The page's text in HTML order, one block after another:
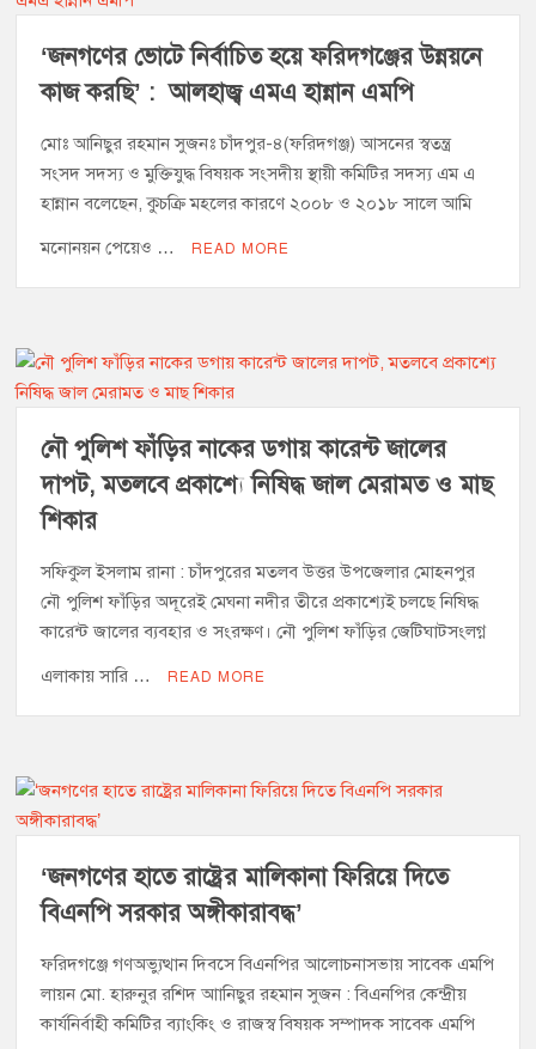
‘জনগণের ভোটে নির্বাচিত হয়ে ফরিদগঞ্জের উন্নয়নে
কাজ করছি’ : আলহাজ্ব এমএ হান্নান এমপি
মোঃ আনিছুর রহমান সুজনঃ চাঁদপুর-৪(ফরিদগঞ্জ) আসনের স্বতন্ত্র
সংসদ সদস্য ও মুক্তিযুদ্ধ বিষয়ক সংসদীয় স্থায়ী কমিটির সদস্য এম এ
হান্নান বলেছেন, কুচক্রি মহলের কারণে ২০০৮ ও ২০১৮ সালে আমি
মনোনয়ন পেয়েও … READ MORE
নৌ পুলিশ ফাঁড়ির নাকের ডগায় কারেন্ট জালের
দাপট, মতলবে প্রকাশ্যে নিষিদ্ধ জাল মেরামত ও মাছ
শিকার
সফিকুল ইসলাম রানা : চাঁদপুরের মতলব উত্তর উপজেলার মোহনপুর
নৌ পুলিশ ফাঁড়ির অদূরেই মেঘনা নদীর তীরে প্রকাশ্যেই চলছে নিষিদ্ধ
কারেন্ট জালের ব্যবহার ও সংরক্ষণ। নৌ পুলিশ ফাঁড়ির জেটিঘাটসংলগ্ন
এলাকায় সারি … READ MORE
‘জনগণের হাতে রাষ্ট্রের মালিকানা ফিরিয়ে দিতে
বিএনপি সরকার অঙ্গীকারাবদ্ধ’
ফরিদগঞ্জে গণঅভ্যুত্থান দিবসে বিএনপির আলোচনাসভায় সাবেক এমপি
লায়ন মো. হারুনুর রশিদ আানিছুর রহমান সুজন : বিএনপির কেন্দ্রীয়
কার্যনির্বাহী কমিটির ব্যাংকিং ও রাজস্ব বিষয়ক সম্পাদক সাবেক এমপি